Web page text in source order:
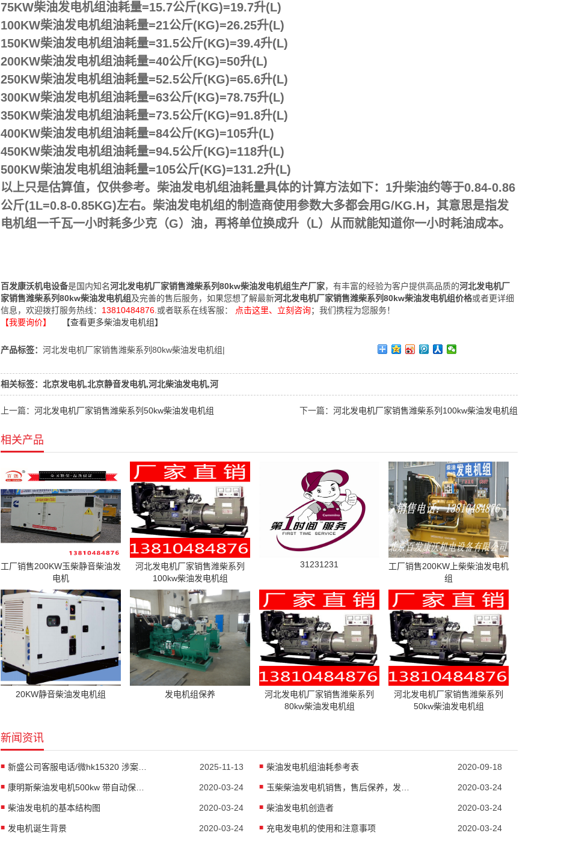
75KW柴油发电机组油耗量=15.7公斤(KG)=19.7升(L)
100KW柴油发电机组油耗量=21公斤(KG)=26.25升(L)
150KW柴油发电机组油耗量=31.5公斤(KG)=39.4升(L)
200KW柴油发电机组油耗量=40公斤(KG)=50升(L)
250KW柴油发电机组油耗量=52.5公斤(KG)=65.6升(L)
300KW柴油发电机组油耗量=63公斤(KG)=78.75升(L)
350KW柴油发电机组油耗量=73.5公斤(KG)=91.8升(L)
400KW柴油发电机组油耗量=84公斤(KG)=105升(L)
450KW柴油发电机组油耗量=94.5公斤(KG)=118升(L)
500KW柴油发电机组油耗量=105公斤(KG)=131.2升(L)
以上只是估算值，仅供参考。柴油发电机组油耗量具体的计算方法如下：1升柴油约等于0.84-0.86
公斤(1L=0.8-0.85KG)左右。柴油发电机组的制造商使用参数大多都会用G/KG.H，其意思是指发
电机组一千瓦一小时耗多少克（G）油，再将单位换成升（L）从而就能知道你一小时耗油成本。
百发康沃机电设备是国内知名河北发电机厂家销售潍柴系列80kw柴油发电机组生产厂家，有丰富的经验为客户提供高品质的河北发电机厂
家销售潍柴系列80kw柴油发电机组及完善的售后服务，如果您想了解最新河北发电机厂家销售潍柴系列80kw柴油发电机组价格或者更详细
信息，欢迎拨打服务热线： 13810484876. 或者联系在线客服： 点击这里、立刻咨询；我们携程为您服务！
【我要询价】
【查看更多柴油发电机组】
产品标签： 河北发电机厂家销售潍柴系列80kw柴油发电机组|
相关标签：北京发电机,北京静音发电机,河北柴油发电机,河
上一篇： 河北发电机厂家销售潍柴系列50kw柴油发电机组 下一篇： 河北发电机厂家销售潍柴系列100kw柴油发电机组
相关产品
工厂销售200KW玉柴静音柴油发
电机
河北发电机厂家销售潍柴系列
100kw柴油发电机组
31231231
工厂销售200KW上柴柴油发电机
组
20KW静音柴油发电机组 发电机组保养
河北发电机厂家销售潍柴系列
80kw柴油发电机组
河北发电机厂家销售潍柴系列
50kw柴油发电机组
新闻资讯
2025-11-13 柴油发电机组油耗参考表 2020-09-18
2020-03-24 2020-03-24
柴油发电机的基本结构图 2020-03-24 柴油发电机创造者 2020-03-24
发电机诞生背景 2020-03-24 充电发电机的使用和注意事项 2020-03-24